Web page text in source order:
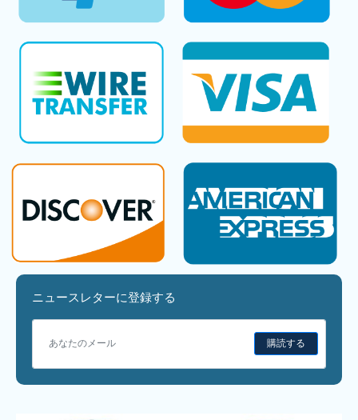
ニュースレターに登録する
購読する